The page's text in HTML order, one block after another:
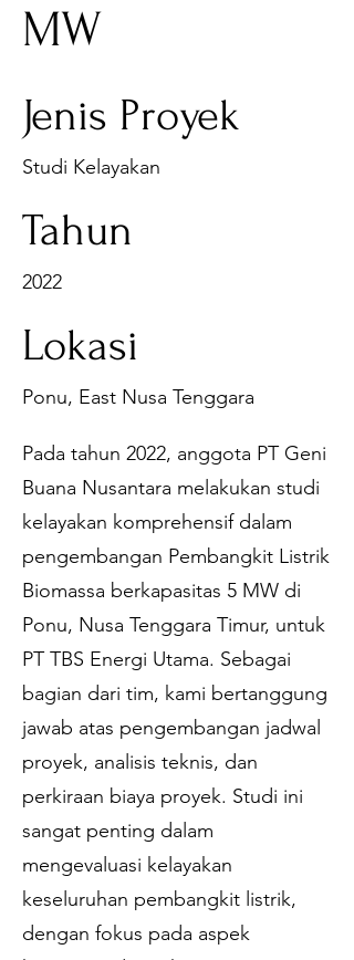
MW
Jenis Proyek
Studi Kelayakan
Tahun
2022
Lokasi
Ponu, East Nusa Tenggara
Pada tahun 2022, anggota PT Geni
Buana Nusantara melakukan studi
kelayakan komprehensif dalam
pengembangan Pembangkit Listrik
Biomassa berkapasitas 5 MW di
Ponu, Nusa Tenggara Timur, untuk
PT TBS Energi Utama. Sebagai
bagian dari tim, kami bertanggung
jawab atas pengembangan jadwal
proyek, analisis teknis, dan
perkiraan biaya proyek. Studi ini
sangat penting dalam
mengevaluasi kelayakan
keseluruhan pembangkit listrik,
dengan fokus pada aspek